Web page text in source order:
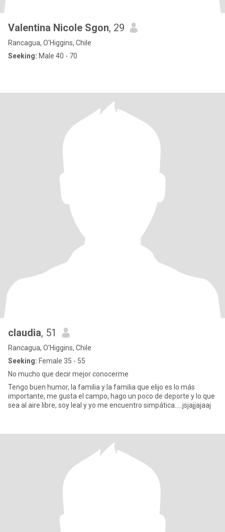
Valentina Nicole Sgon, 29
Rancagua, O'Higgins, Chile
Seeking: Male 40 - 70
claudia, 51
Rancagua, O'Higgins, Chile
Seeking: Female 35 - 55
No mucho que decir mejor conocerme
Tengo buen humor, la familia y la familia que elijo es lo más
importante, me gusta el campo, hago un poco de deporte y lo que
sea al aire libre, soy leal y yo me encuentro simpática.....jsjajjajaaj